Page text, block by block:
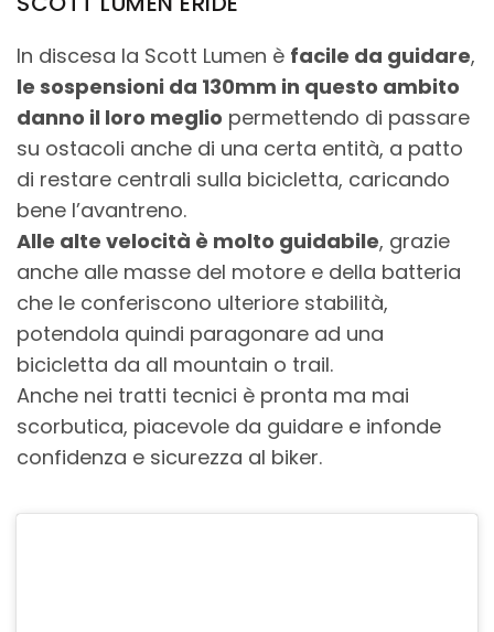
In discesa la Scott Lumen è facile da guidare,
le sospensioni da 130mm in questo ambito
danno il loro meglio permettendo di passare
su ostacoli anche di una certa entità, a patto
di restare centrali sulla bicicletta, caricando
bene l’avantreno.
Alle alte velocità è molto guidabile, grazie
anche alle masse del motore e della batteria
che le conferiscono ulteriore stabilità,
potendola quindi paragonare ad una
bicicletta da all mountain o trail.
Anche nei tratti tecnici è pronta ma mai
scorbutica, piacevole da guidare e infonde
confidenza e sicurezza al biker.